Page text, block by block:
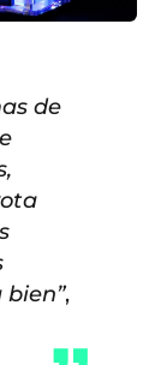
de
bien”,